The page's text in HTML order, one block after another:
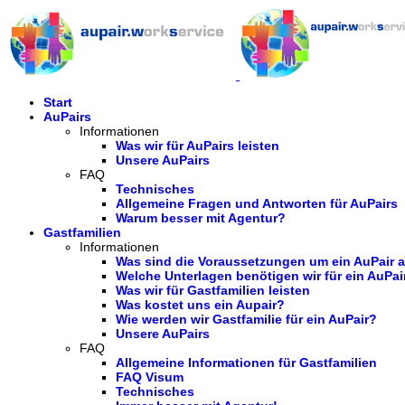
Start
AuPairs
Informationen
Was wir für AuPairs leisten
Unsere AuPairs
FAQ
Technisches
Allgemeine Fragen und Antworten für AuPairs
Warum besser mit Agentur?
Gastfamilien
Informationen
Was sind die Voraussetzungen um ein AuPair
Welche Unterlagen benötigen wir für ein
Was wir für Gastfamilien leisten
Was kostet uns ein Aupair?
Wie werden wir Gastfamilie für ein AuPair?
Unsere AuPairs
FAQ
Allgemeine Informationen für Gastfamilien
FAQ Visum
Technisches